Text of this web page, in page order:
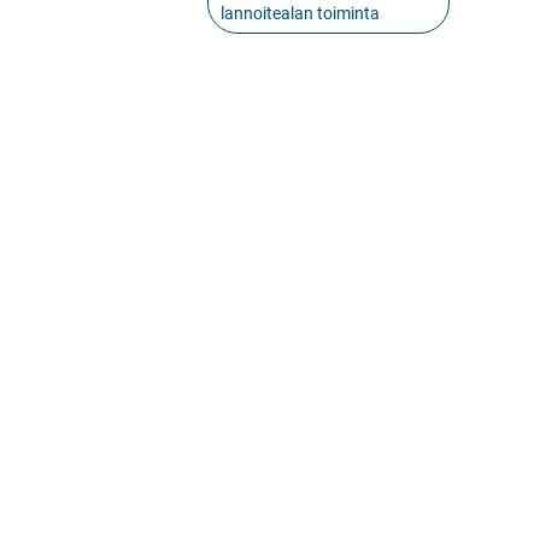
lannoitealan toiminta